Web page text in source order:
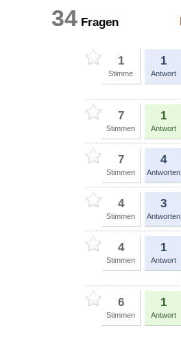
34 Fragen
1
Stimme
1
Antwort
7
Stimmen
1
Antwort
7
Stimmen
4
Antworten
4
Stimmen
3
Antworten
4
Stimmen
1
Antwort
6
Stimmen
1
Antwort